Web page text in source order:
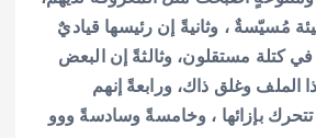
مُسيّسةٌ ، وثانيةً إن رئيسها قياديٌ
كتلة مستقلون، وثالثةً إن البعض
الملف وغلق ذاك، ورابعةً إنهم
بإزائها ، وخامسةً وسادسةً ووو